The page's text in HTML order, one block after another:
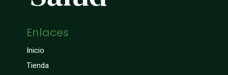
Enlaces
Inicio
Tienda